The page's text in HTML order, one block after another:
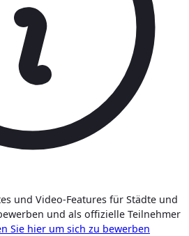
und Video-Features für Städte und
und als offizielle Teilnehmer
Sie hier um sich zu bewerben